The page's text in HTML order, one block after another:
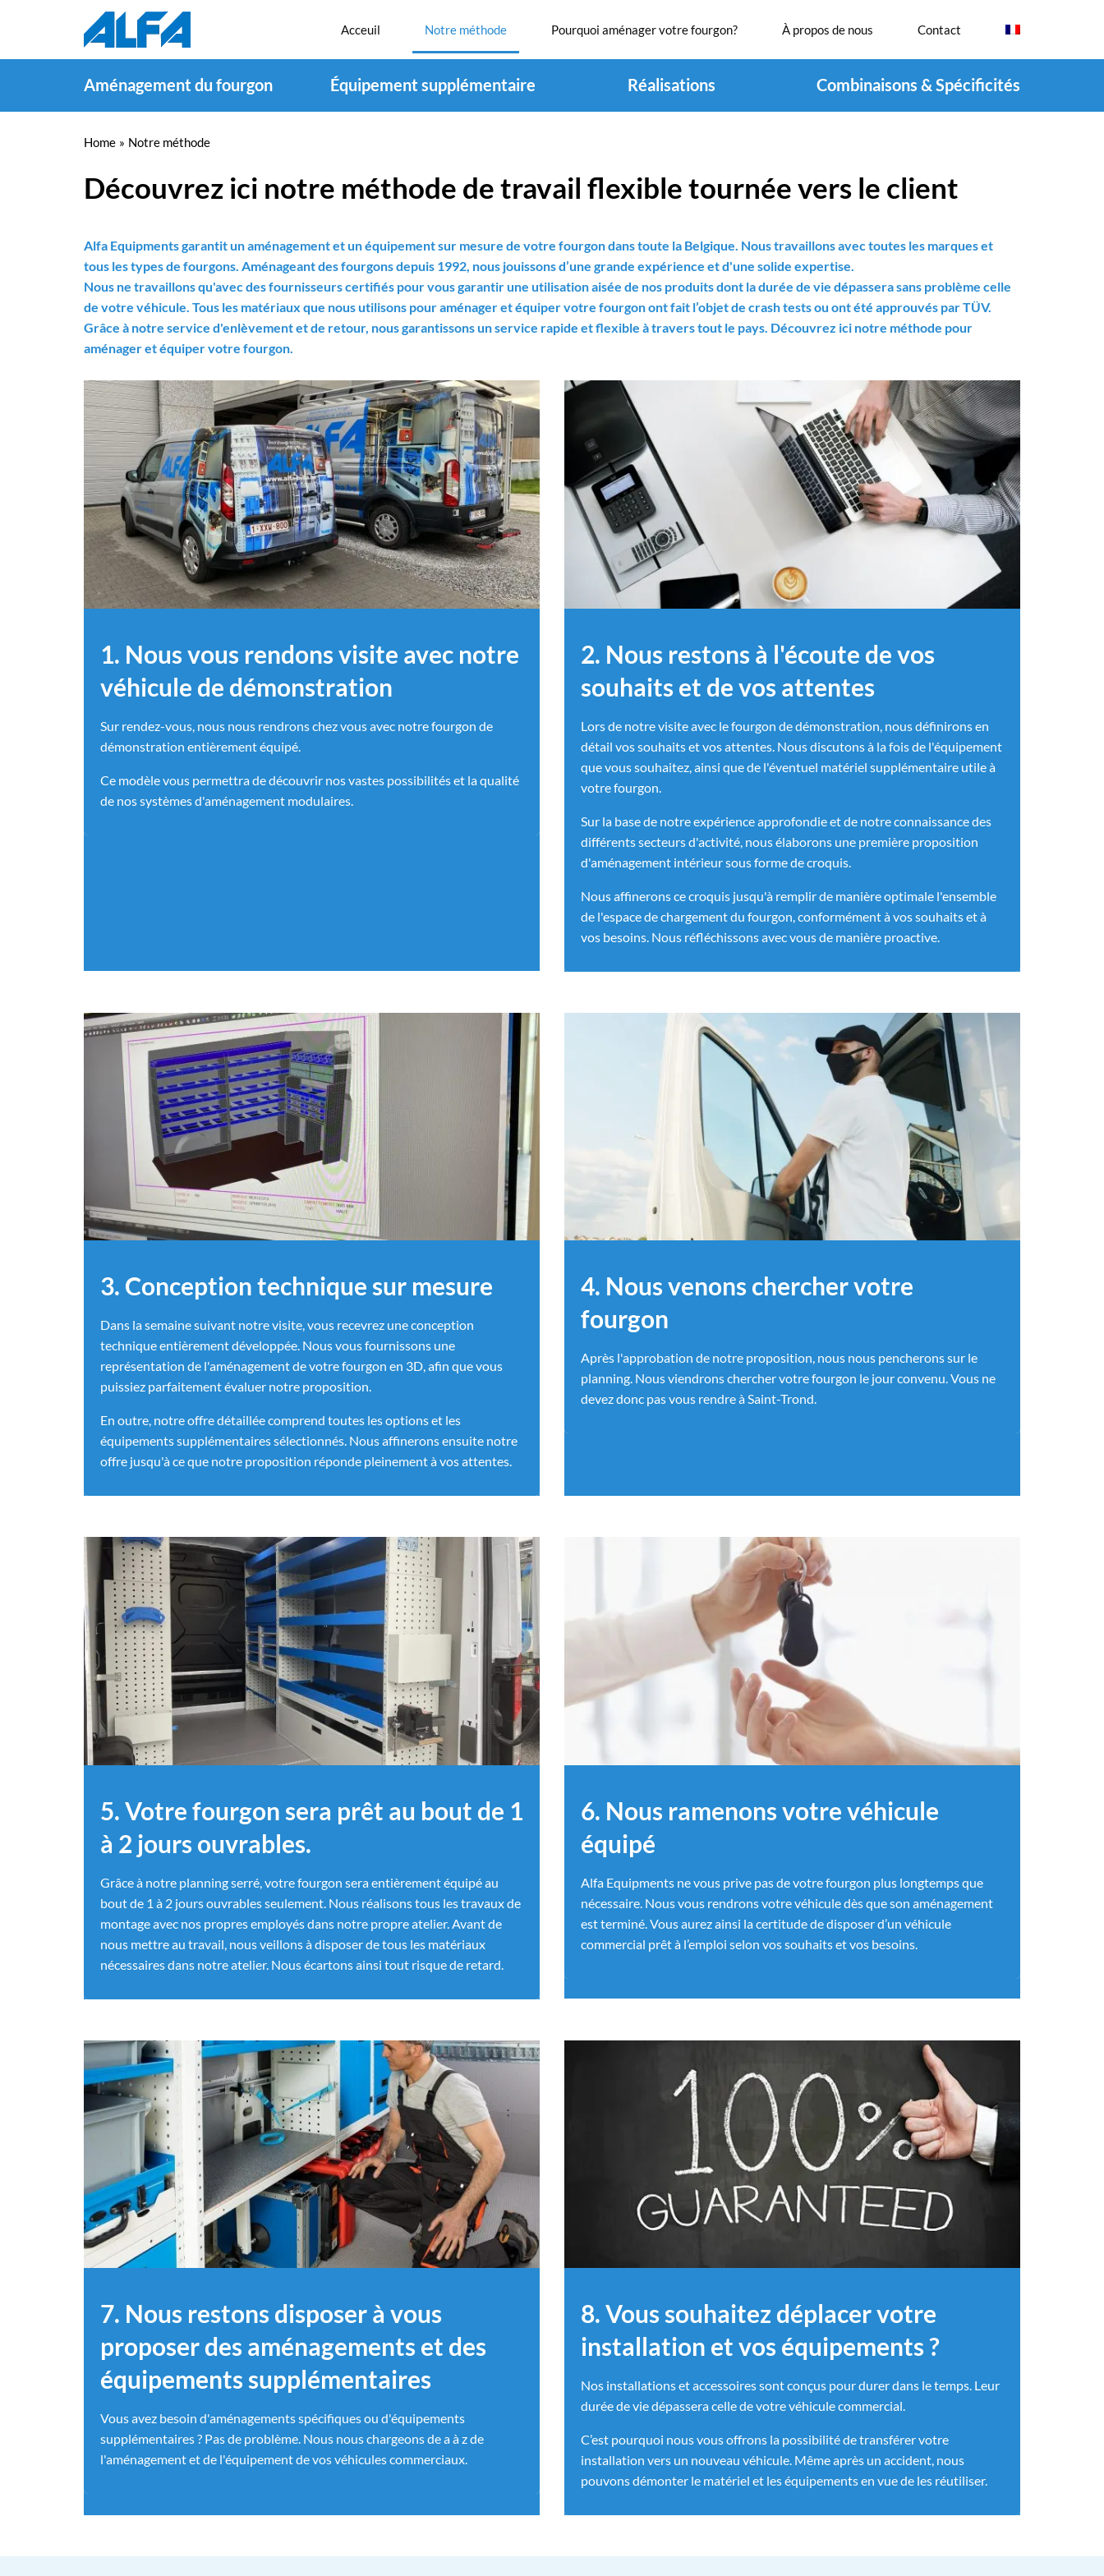
Acceuil Notre méthode Pourquoi aménager votre fourgon? À propos de nous Contact
Aménagement du fourgon Équipement supplémentaire Réalisations Combinaisons & Spécificités
Home » Notre méthode
Découvrez ici notre méthode de travail flexible tournée vers le client
Alfa Equipments garantit un aménagement et un équipement sur mesure de votre fourgon dans toute la Belgique. Nous travaillons avec toutes les marques et
tous les types de fourgons. Aménageant des fourgons depuis 1992, nous jouissons d’une grande expérience et d'une solide expertise.
Nous ne travaillons qu'avec des fournisseurs certifiés pour vous garantir une utilisation aisée de nos produits dont la durée de vie dépassera sans problème celle
de votre véhicule. Tous les matériaux que nous utilisons pour aménager et équiper votre fourgon ont fait l’objet de crash tests ou ont été approuvés par TÜV.
Grâce à notre service d'enlèvement et de retour, nous garantissons un service rapide et flexible à travers tout le pays. Découvrez ici notre méthode pour
aménager et équiper votre fourgon.
1. Nous vous rendons visite avec notre
véhicule de démonstration
Sur rendez-vous, nous nous rendrons chez vous avec notre fourgon de
démonstration entièrement équipé.
Ce modèle vous permettra de découvrir nos vastes possibilités et la qualité
de nos systèmes d'aménagement modulaires.
2. Nous restons à l'écoute de vos
souhaits et de vos attentes
Lors de notre visite avec le fourgon de démonstration, nous définirons en
détail vos souhaits et vos attentes. Nous discutons à la fois de l'équipement
que vous souhaitez, ainsi que de l'éventuel matériel supplémentaire utile à
votre fourgon.
Sur la base de notre expérience approfondie et de notre connaissance des
différents secteurs d'activité, nous élaborons une première proposition
d'aménagement intérieur sous forme de croquis.
Nous affinerons ce croquis jusqu'à remplir de manière optimale l'ensemble
de l'espace de chargement du fourgon, conformément à vos souhaits et à
vos besoins. Nous réfléchissons avec vous de manière proactive.
3. Conception technique sur mesure
Dans la semaine suivant notre visite, vous recevrez une conception
technique entièrement développée. Nous vous fournissons une
représentation de l'aménagement de votre fourgon en 3D, afin que vous
puissiez parfaitement évaluer notre proposition.
En outre, notre offre détaillée comprend toutes les options et les
équipements supplémentaires sélectionnés. Nous affinerons ensuite notre
offre jusqu'à ce que notre proposition réponde pleinement à vos attentes.
4. Nous venons chercher votre
fourgon
Après l'approbation de notre proposition, nous nous pencherons sur le
planning. Nous viendrons chercher votre fourgon le jour convenu. Vous ne
devez donc pas vous rendre à Saint-Trond.
5. Votre fourgon sera prêt au bout de 1
à 2 jours ouvrables.
Grâce à notre planning serré, votre fourgon sera entièrement équipé au
bout de 1 à 2 jours ouvrables seulement. Nous réalisons tous les travaux de
montage avec nos propres employés dans notre propre atelier. Avant de
nous mettre au travail, nous veillons à disposer de tous les matériaux
nécessaires dans notre atelier. Nous écartons ainsi tout risque de retard.
6. Nous ramenons votre véhicule
équipé
Alfa Equipments ne vous prive pas de votre fourgon plus longtemps que
nécessaire. Nous vous rendrons votre véhicule dès que son aménagement
est terminé. Vous aurez ainsi la certitude de disposer d’un véhicule
commercial prêt à l’emploi selon vos souhaits et vos besoins.
7. Nous restons disposer à vous
proposer des aménagements et des
équipements supplémentaires
Vous avez besoin d'aménagements spécifiques ou d'équipements
supplémentaires ? Pas de problème. Nous nous chargeons de a à z de
l'aménagement et de l'équipement de vos véhicules commerciaux.
8. Vous souhaitez déplacer votre
installation et vos équipements ?
Nos installations et accessoires sont conçus pour durer dans le temps. Leur
durée de vie dépassera celle de votre véhicule commercial.
C’est pourquoi nous vous offrons la possibilité de transférer votre
installation vers un nouveau véhicule. Même après un accident, nous
pouvons démonter le matériel et les équipements en vue de les réutiliser.